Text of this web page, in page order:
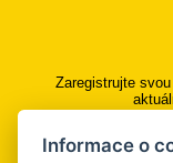
Zaregistrujte
Informace o